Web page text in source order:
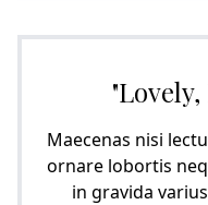
Maecenas nisi
ornare lobortis
in gravida